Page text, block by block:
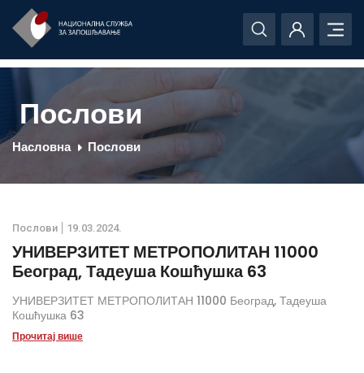
Послови
Насловна Послови
Послови 19.03.2024.
УНИВЕРЗИТЕТ МЕТРОПОЛИТАН 11000
Београд, Тадеуша Кошћушка 63
УНИВЕРЗИТЕТ МЕТРОПОЛИТАН 11000 Београд, Тадеуша
Кошћушка 63
Прочитај више